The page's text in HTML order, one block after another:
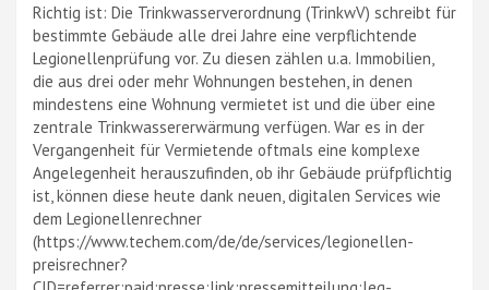
Richtig ist: Die Trinkwasserverordnung (TrinkwV) schreibt für
bestimmte Gebäude alle drei Jahre eine verpflichtende
Legionellenprüfung vor. Zu diesen zählen u.a. Immobilien,
die aus drei oder mehr Wohnungen bestehen, in denen
mindestens eine Wohnung vermietet ist und die über eine
zentrale Trinkwassererwärmung verfügen. War es in der
Vergangenheit für Vermietende oftmals eine komplexe
Angelegenheit herauszufinden, ob ihr Gebäude prüfpflichtig
ist, können diese heute dank neuen, digitalen Services wie
dem Legionellenrechner
(https://www.techem.com/de/de/services/legionellen-
preisrechner?